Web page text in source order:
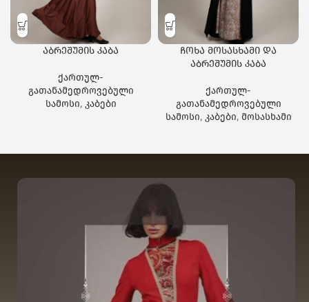
აბრეშუმის კაბა
ქართულ-
გათანამედროვებული
სამოსი, კაბები
ჩოხა მოსასხამი და
აბრეშუმის კაბა
ქართულ-
გათანამედროვებული
სამოსი, კაბები, მოსასხამი